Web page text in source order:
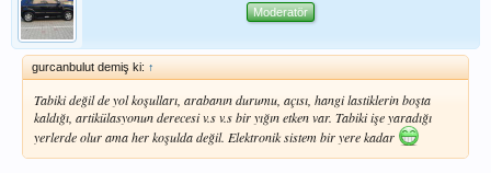
Moderatör
gurcanbulut demiş ki: ↑
Tabiki değil de yol koşulları, arabanın durumu, açısı, hangi lastiklerin boşta
kaldığı, artikülasyonun derecesi v.s v.s bir yığın etken var. Tabiki işe yaradığı
yerlerde olur ama her koşulda değil. Elektronik sistem bir yere kadar